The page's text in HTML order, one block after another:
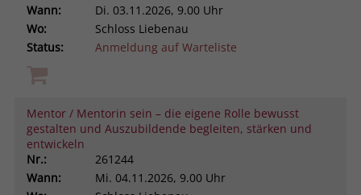
Wann:
Di. 03.11.2026, 9.00 Uhr
Wo:
Schloss Liebenau
Status:
Anmeldung auf Warteliste
Mentor / Mentorin sein – die eigene Rolle bewusst
gestalten und Auszubildende begleiten, stärken und
entwickeln
Nr.:
261244
Wann:
Mi. 04.11.2026, 9.00 Uhr